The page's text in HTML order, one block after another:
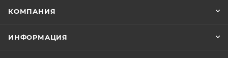
КОМПАНИЯ
ИНФОРМАЦИЯ